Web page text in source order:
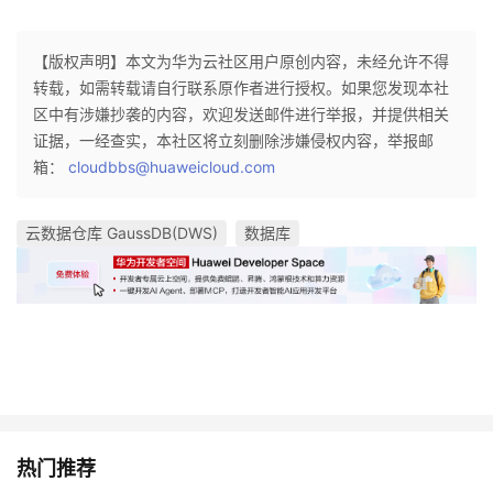
【版权声明】本文为华为云社区用户原创内容，未经允许不得
转载，如需转载请自行联系原作者进行授权。如果您发现本社
区中有涉嫌抄袭的内容，欢迎发送邮件进行举报，并提供相关
证据，一经查实，本社区将立刻删除涉嫌侵权内容，举报邮
箱： cloudbbs@huaweicloud.com
云数据仓库 GaussDB(DWS) 数据库
热门推荐